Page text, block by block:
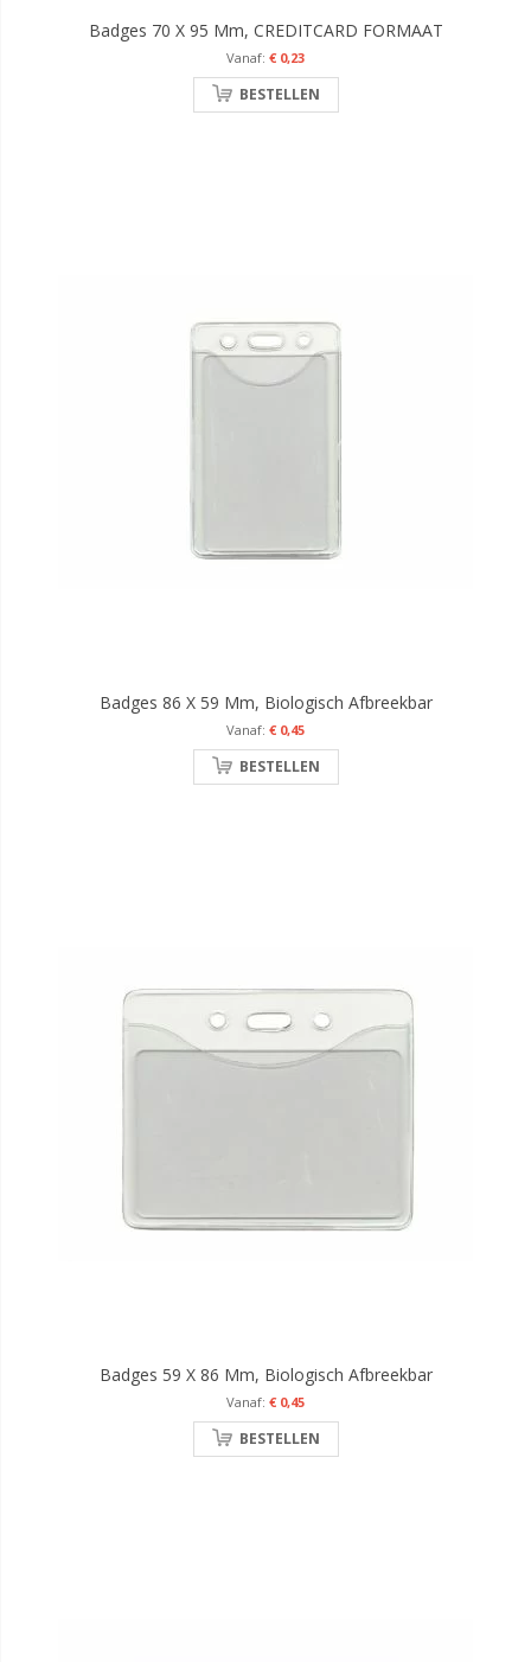
Badges 70 X 95 Mm, CREDITCARD FORMAAT
€ 0,23
BESTELLEN
Badges 86 X 59 Mm, Biologisch Afbreekbar
€ 0,45
BESTELLEN
Badges 59 X 86 Mm, Biologisch Afbreekbar
€ 0,45
BESTELLEN